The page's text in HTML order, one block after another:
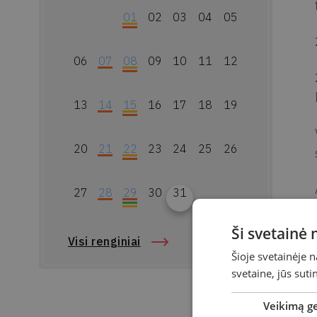
01 02 03 04 05
06 07 08 09 10 11 12
13 14 15 16 17 18 19
20 21 22 23 24 25 26
27 28 29 30 31
Visi renginiai Ši svetainė
Šioje svetainėje
svetaine, jūs
Veikimą